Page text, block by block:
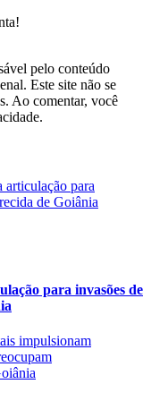
pelo conteúdo
Este site não se
Ao comentar, você
para invasões de